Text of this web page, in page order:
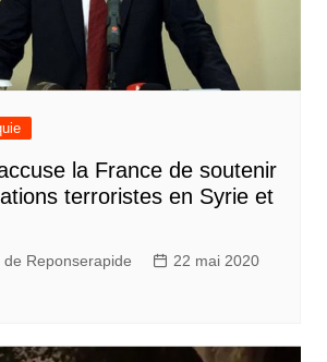
la France de soutenir
terroristes en Syrie et
Reponserapide
22 mai 2020